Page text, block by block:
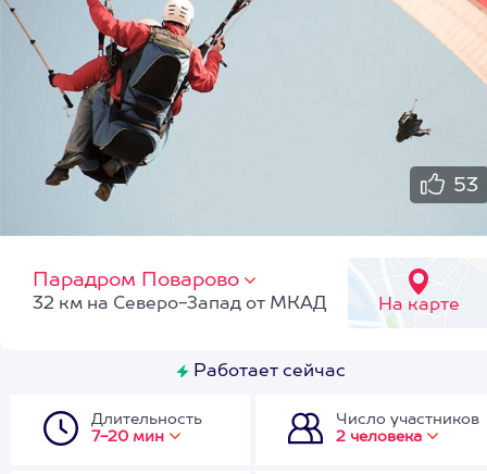
53
Парадром Поварово
На карте
32 км на Северо-Запад от МКАД
Работает сейчас
Длительность
7-20 мин
Число участников
2 человека